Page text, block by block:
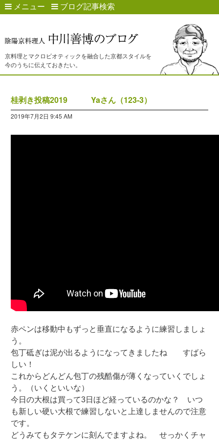
メニュー ブログ記事検索
京料理とマクロビオティックを融合した京都スタイルを
今のうちに伝えておきたい。
桂剥き投稿2019 Yaさん（123-3）
2019年7月2日 9:45 AM
赤ペンは移動中もずっと垂直になるように練習しましょ
う。
包丁砥ぎは泥が出るようになってきましたね すばら
しい！
これからどんどん包丁の残酷傷が薄くなっていくでしょ
う。（いくといいな）
今日の大根は買って3日ほど経っているのかな？ いつ
も新しい硬い大根で練習しないと上達しませんので注意
です。
どうみてもタテケンに刻んでますよね。 せっかくチャ